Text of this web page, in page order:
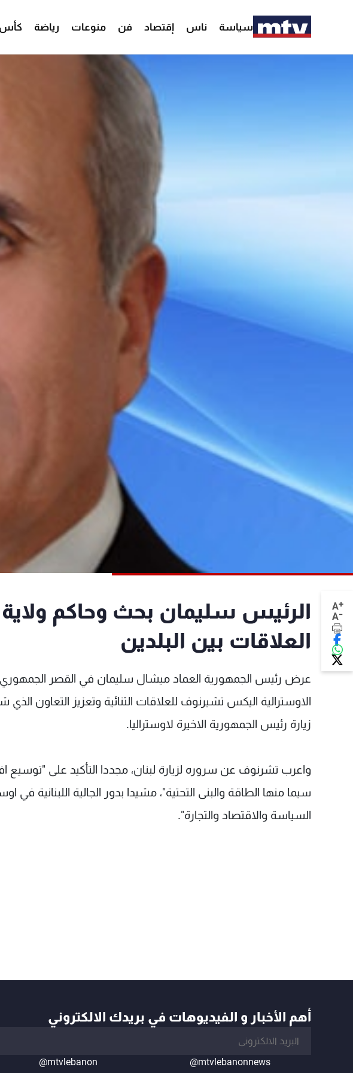
سياسة ناس إقتصاد فن منوعات رياضة كأس
A+
A-
الرئيس سليمان بحث وحاكم ولاية
العلاقات بين البلدين
عرض رئيس الجمهورية العماد ميشال سليمان في القصر الجمهوري
الاوسترالية اليكس تشيرنوف للعلاقات الثنائية وتعزيز التعاون الذي
زيارة رئيس الجمهورية الاخيرة لاوستراليا.
واعرب تشرنوف عن سروره لزيارة لبنان، مجددا التأكيد على "توسيع
سيما منها الطاقة والبنى التحتية"، مشيدا بدور الجالية اللبنانية في
السياسة والاقتصاد والتجارة".
أهم الأخبار و الفيديوهات في بريدك الالكتروني
@mtvlebanonnews
@mtvlebanon